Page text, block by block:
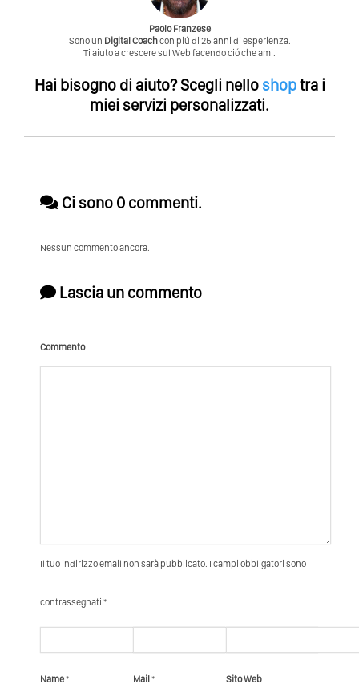
Paolo Franzese
Sono un Digital Coachcon piú di 25 anni di esperienza.
Ti aiuto a crescere sul Web facendo ció che ami.
Hai bisogno di aiuto?Scegli nello shoptra i
miei servizi personalizzati.
Ci sono 0 commenti.
Nessun commento ancora.
Lascia un commento
Commento
Il tuo indirizzo email non sarà pubblicato. I campi obbligatori sono
contrassegnati *
Name* Mail* Sito Web